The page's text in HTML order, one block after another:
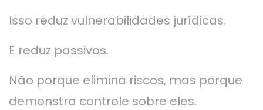
Isso reduz vulnerabilidades jurídicas.
E reduz passivos.
Não porque elimina riscos, mas porque
demonstra controle sobre eles.